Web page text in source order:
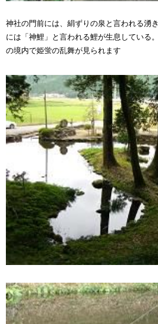
神社の門前には、絹ずりの泉と言われる湧
には「神鯉」と言われる鯉が生息している
の境内で姫蛍の乱舞が見られます